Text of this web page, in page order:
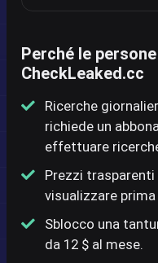
Perché le
CheckLeaked.cc
Ricerche
richiede un
effettuare
Prezzi trasparenti
visualizzare
Sblocco una
da 12 $ al mese.